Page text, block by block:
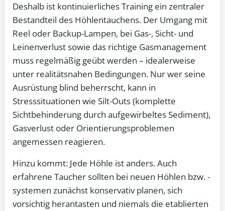
Deshalb ist kontinuierliches Training ein zentraler
Bestandteil des Höhlentauchens. Der Umgang mit
Reel oder Backup-Lampen, bei Gas-, Sicht- und
Leinenverlust sowie das richtige Gasmanagement
muss regelmäßig geübt werden – idealerweise
unter realitätsnahen Bedingungen. Nur wer seine
Ausrüstung blind beherrscht, kann in
Stresssituationen wie Silt-Outs (komplette
Sichtbehinderung durch aufgewirbeltes Sediment),
Gasverlust oder Orientierungsproblemen
angemessen reagieren.
Hinzu kommt: Jede Höhle ist anders. Auch
erfahrene Taucher sollten bei neuen Höhlen bzw. -
systemen zunächst konservativ planen, sich
vorsichtig herantasten und niemals die etablierten